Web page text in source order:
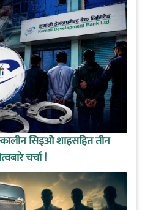
सिइओ शाहसहित तीन
चर्चा !